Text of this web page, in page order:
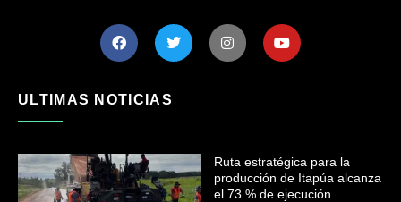
ULTIMAS NOTICIAS
Ruta estratégica para la
producción de Itapúa alcanza
el 73 % de ejecución